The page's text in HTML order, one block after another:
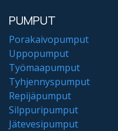
PUMPUT
Porakaivopumput
Uppopumput
Työmaapumput
Tyhjennyspumput
Repijäpumput
Silppuripumput
Jätevesipumput